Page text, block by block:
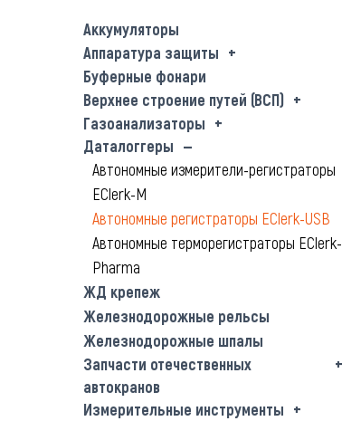
Аккумуляторы
Аппаратура защиты
Буферные фонари
Верхнее строение путей (ВСП)
Газоанализаторы
Даталоггеры
Автономные измерители-регистраторы
EClerk-M
Автономные регистраторы EClerk-USB
Автономные терморегистраторы EClerk-
Pharma
ЖД крепеж
Железнодорожные рельсы
Железнодорожные шпалы
Запчасти отечественных
автокранов
Измерительные инструменты